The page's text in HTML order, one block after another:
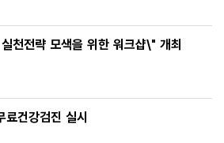
천전략 모색을 위한 워크샵\" 개최
건강검진 실시